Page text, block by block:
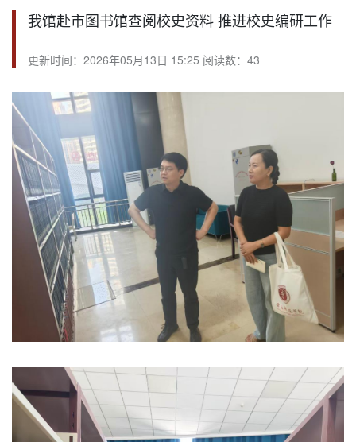
我馆赴市图书馆查阅校史资料 推进校史编研工作
更新时间：2026年05月13日 15:25 阅读数： 43